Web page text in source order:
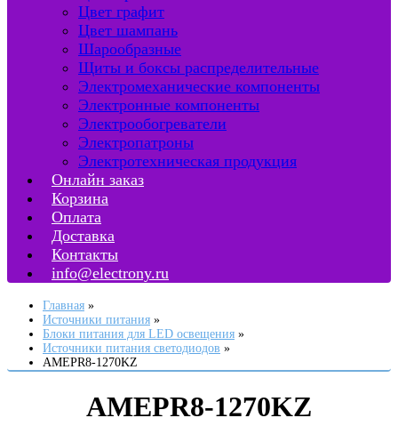
Цвет графит
Цвет шампань
Шарообразные
Щиты и боксы распределительные
Электромеханические компоненты
Электронные компоненты
Электрообогреватели
Электропатроны
Электротехническая продукция
Онлайн заказ
Корзина
Оплата
Доставка
Контакты
info@electrony.ru
Главная
Источники питания
Блоки питания для LED освещения
Источники питания светодиодов
AMEPR8-1270KZ
AMEPR8-1270KZ